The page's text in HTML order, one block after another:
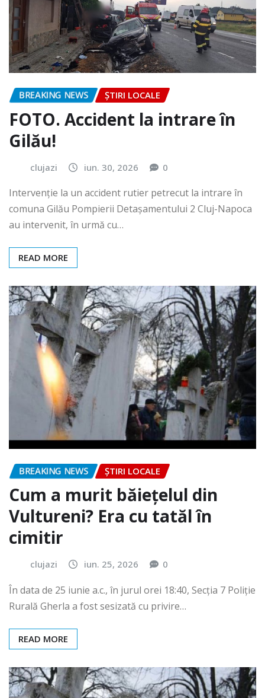
BREAKING NEWS ȘTIRI LOCALE
FOTO. Accident la intrare în
Gilău!
clujazi iun. 30, 2026 0
Intervenție la un accident rutier petrecut la intrare în
comuna Gilău Pompierii Detașamentului 2 Cluj-Napoca
au intervenit, în urmă cu…
READ MORE
BREAKING NEWS ȘTIRI LOCALE
Cum a murit băiețelul din
Vultureni? Era cu tatăl în
cimitir
clujazi iun. 25, 2026 0
În data de 25 iunie a.c., în jurul orei 18:40, Secția 7 Poliție
Rurală Gherla a fost sesizată cu privire…
READ MORE